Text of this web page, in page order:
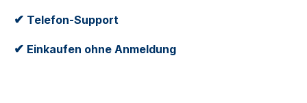
✔ Telefon-Support
✔ Einkaufen ohne Anmeldung